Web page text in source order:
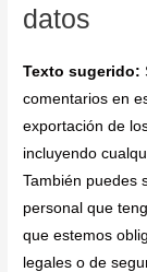
datos
Texto sugerido:
comentarios en
exportación de
incluyendo
También puedes
personal que
que estemos
legales o de